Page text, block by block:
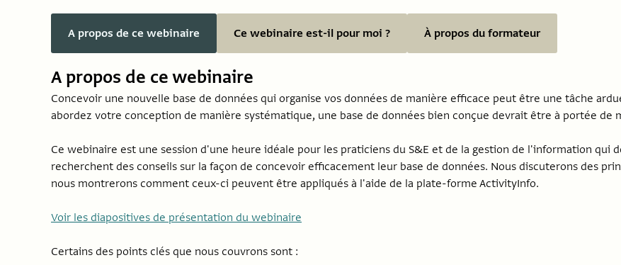
A propos de ce webinaire
A propos de ce webinaire
Concevoir une nouvelle base de données qui organise vos données de manière efficace peut être une tâche
abordez votre conception de manière systématique, une base de données bien conçue devrait être à portée de
Ce webinaire est une session d'une heure idéale pour les praticiens du S&E et de la gestion de l'information qui
recherchent des conseils sur la façon de concevoir efficacement leur base de données. Nous discuterons des
nous montrerons comment ceux-ci peuvent être appliqués à l'aide de la plate-forme ActivityInfo.
Voir les diapositives de présentation du webinaire
Certains des points clés que nous couvrons sont :
Ce webinaire est-il pour moi ? À propos du formateur